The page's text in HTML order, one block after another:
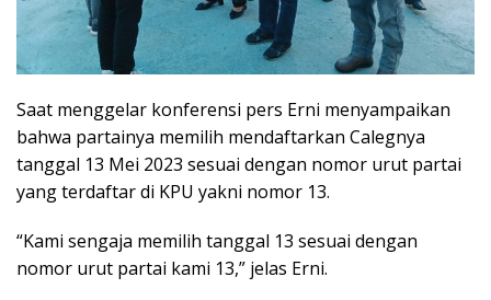
Saat menggelar konferensi pers Erni menyampaikan
bahwa partainya memilih mendaftarkan Calegnya
tanggal 13 Mei 2023 sesuai dengan nomor urut partai
yang terdaftar di KPU yakni nomor 13.
“Kami sengaja memilih tanggal 13 sesuai dengan
nomor urut partai kami 13,” jelas Erni.